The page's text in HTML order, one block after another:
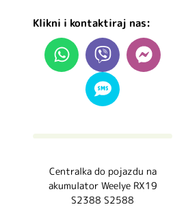
Klikni i kontaktiraj nas:
Centralka do pojazdu na
akumulator Weelye RX19
S2388 S2588